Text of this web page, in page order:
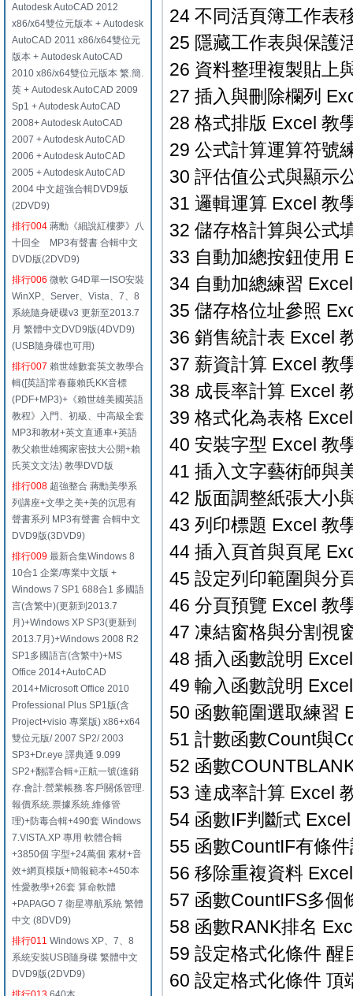
Autodesk AutoCAD 2012
x86/x64雙位元版本 + Autodesk
AutoCAD 2011 x86/x64雙位元
版本 + Autodesk AutoCAD
2010 x86/x64雙位元版本 繁.簡.
英 + Autodesk AutoCAD 2009
Sp1 + Autodesk AutoCAD
2008+ Autodesk AutoCAD
2007 + Autodesk AutoCAD
2006 + Autodesk AutoCAD
2005 + Autodesk AutoCAD
2004 中文超強合輯DVD9版
(2DVD9)
排行004 蔣勳《細說紅樓夢》八
十回全 MP3有聲書 合輯中文
DVD版(2DVD9)
排行006 微軟 G4D單一ISO安裝
WinXP、Server、Vista、7、8
系統隨身硬碟v3 更新至2013.7
月 繁體中文DVD9版(4DVD9)
(USB隨身碟也可用)
排行007 賴世雄數套英文教學合
輯([英語]常春藤賴氏KK音標
(PDF+MP3)+《賴世雄美國英語
教程》入門、初級、中高級全套
MP3和教材+英文直通車+英語
教父賴世雄獨家密技大公開+賴
氏英文文法) 教學DVD版
排行008 超強整合 蔣勳美學系
列講座+文學之美+美的沉思有
聲書系列 MP3有聲書 合輯中文
DVD9版(3DVD9)
排行009 最新合集Windows 8
10合1 企業/專業中文版 +
Windows 7 SP1 688合1 多國語
言(含繁中)(更新到2013.7
月)+Windows XP SP3(更新到
2013.7月)+Windows 2008 R2
SP1多國語言(含繁中)+MS
Office 2014+AutoCAD
2014+Microsoft Office 2010
Professional Plus SP1版(含
Project+visio 專業版) x86+x64
雙位元版/ 2007 SP2/ 2003
SP3+Dr.eye 譯典通 9.099
SP2+翻譯合輯+正航一號(進銷
存.會計.營業帳務.客戶關係管理.
報價系統.票據系統.維修管
理)+防毒合輯+490套 Windows
7.VISTA.XP 專用 軟體合輯
+3850個 字型+24萬個 素材+音
效+網頁模版+簡報範本+450本
性愛教學+26套 算命軟體
+PAPAGO 7 衛星導航系統 繁體
中文 (8DVD9)
排行011 Windows XP、7、8
系統安裝USB隨身碟 繁體中文
DVD9版(2DVD9)
24 不同活頁簿工作表
25 隱藏工作表與保護
26 資料整理複製貼上
27 插入與刪除欄列
28 格式排版 Excel 教
29 公式計算運算符號
30 評估值公式與顯示
31 邏輯運算 Excel 教
32 儲存格計算與公式
33 自動加總按鈕使用
34 自動加總練習
35 儲存格位址參照
36 銷售統計表 Excel
37 薪資計算 Excel 教
38 成長率計算 Excel
39 格式化為表格
40 安裝字型 Excel 教
41 插入文字藝術師與
42 版面調整紙張大小
43 列印標題 Excel 教
44 插入頁首與頁尾
45 設定列印範圍與分
46 分頁預覽 Excel 教
47 凍結窗格與分割視
48 插入函數說明
49 輸入函數說明
50 函數範圍選取練習
51 計數函數Count與
52 函數
53 達成率計算 Excel
54 函數IF判斷式
55 函數CountIF有條
56 移除重複資料
57 函數CountIFS多個
58 函數RANK排名
59 設定格式化條件 醒
60 設定格式化條件 頂